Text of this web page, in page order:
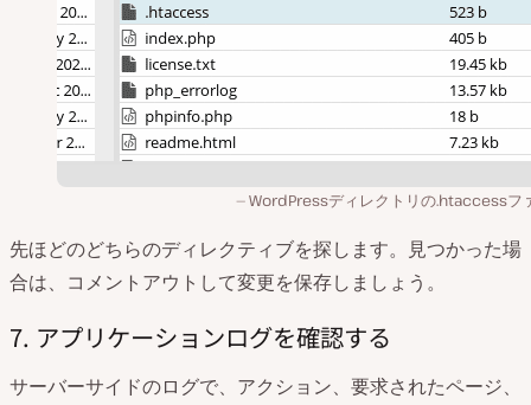
WordPressディレクトリの.htaccessフ
先ほどのどちらのディレクティブを探します。見つかった場
合は、コメントアウトして変更を保存しましょう。
7. アプリケーションログを確認する
サーバーサイドのログで、アクション、要求されたページ、